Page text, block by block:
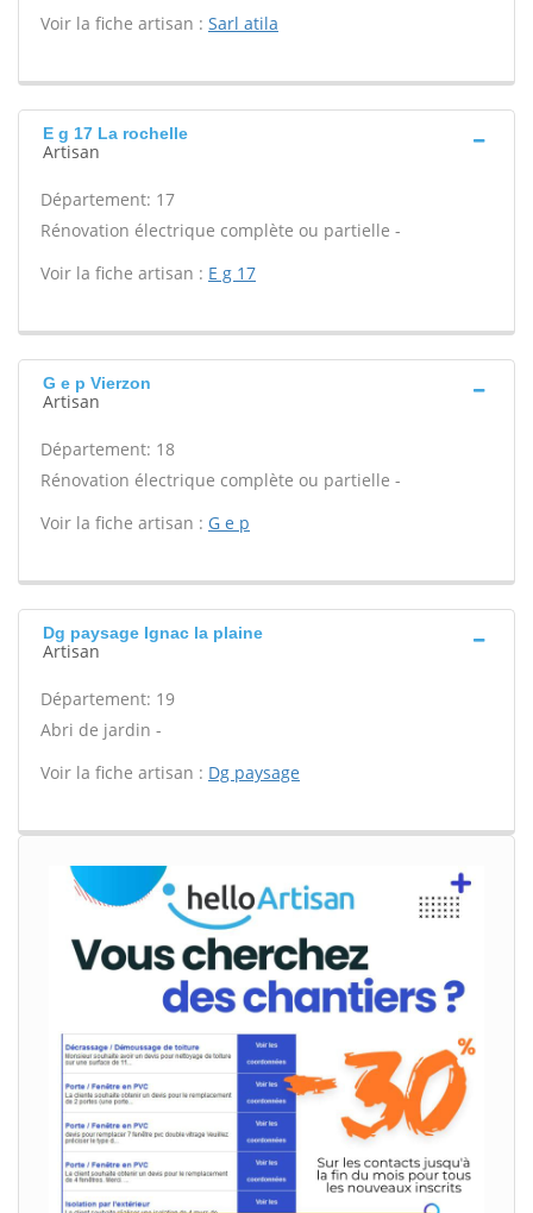
Voir la fiche artisan : Sarl atila
E g 17 La rochelle
Artisan
Département: 17
Rénovation électrique complète ou partielle -
Voir la fiche artisan : E g 17
G e p Vierzon
Artisan
Département: 18
Rénovation électrique complète ou partielle -
Voir la fiche artisan : G e p
Dg paysage Ignac la plaine
Artisan
Département: 19
Abri de jardin -
Voir la fiche artisan : Dg paysage